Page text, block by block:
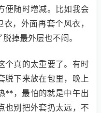
便随时增减。比如我会
，外面再套个风衣，
掉最外层也不闷。
个真的太重要了。有时
脱下来放在包里，晚上
**，最怕的就是中午出
也别把外套扔太远，不